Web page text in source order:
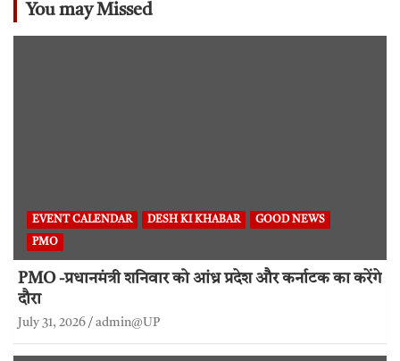
You may Missed
EVENT CALENDAR DESH KI KHABAR GOOD NEWS
PMO
PMO -प्रधानमंत्री शनिवार को आंध्र प्रदेश और कर्नाटक का करेंगे
दौरा
July 31, 2026 admin@UP